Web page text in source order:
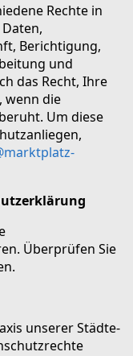
Rechte in
Berichtigung,
und
das Recht, Ihre
wenn die
Um diese
Überprüfen Sie
unserer Städte-